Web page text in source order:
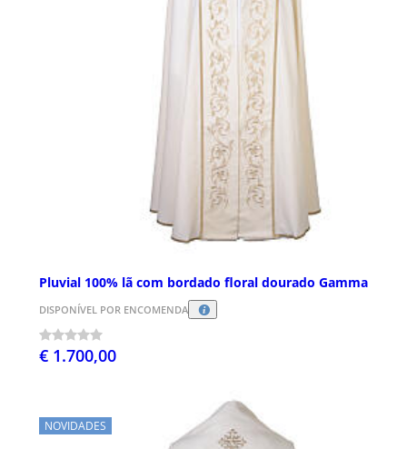
Pluvial 100% lã com bordado floral dourado Gamma
DISPONÍVEL POR ENCOMENDA
€ 1.700,00
NOVIDADES